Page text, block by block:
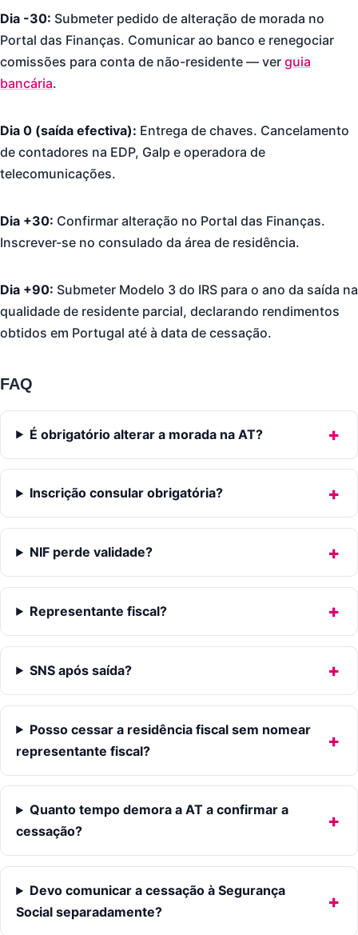
Dia -30: Submeter pedido de alteração de morada no
Portal das Finanças. Comunicar ao banco e renegociar
comissões para conta de não-residente — ver guia
bancária.
Dia 0 (saída efectiva): Entrega de chaves. Cancelamento
de contadores na EDP, Galp e operadora de
telecomunicações.
Dia +30: Confirmar alteração no Portal das Finanças.
Inscrever-se no consulado da área de residência.
Dia +90: Submeter Modelo 3 do IRS para o ano da saída na
qualidade de residente parcial, declarando rendimentos
obtidos em Portugal até à data de cessação.
FAQ
É obrigatório alterar a morada na AT?
Inscrição consular obrigatória?
NIF perde validade?
Representante fiscal?
SNS após saída?
Posso cessar a residência fiscal sem nomear
representante fiscal?
Quanto tempo demora a AT a confirmar a
cessação?
Devo comunicar a cessação à Segurança
Social separadamente?